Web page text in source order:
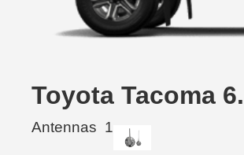
Toyota Tacoma
Antennas 1